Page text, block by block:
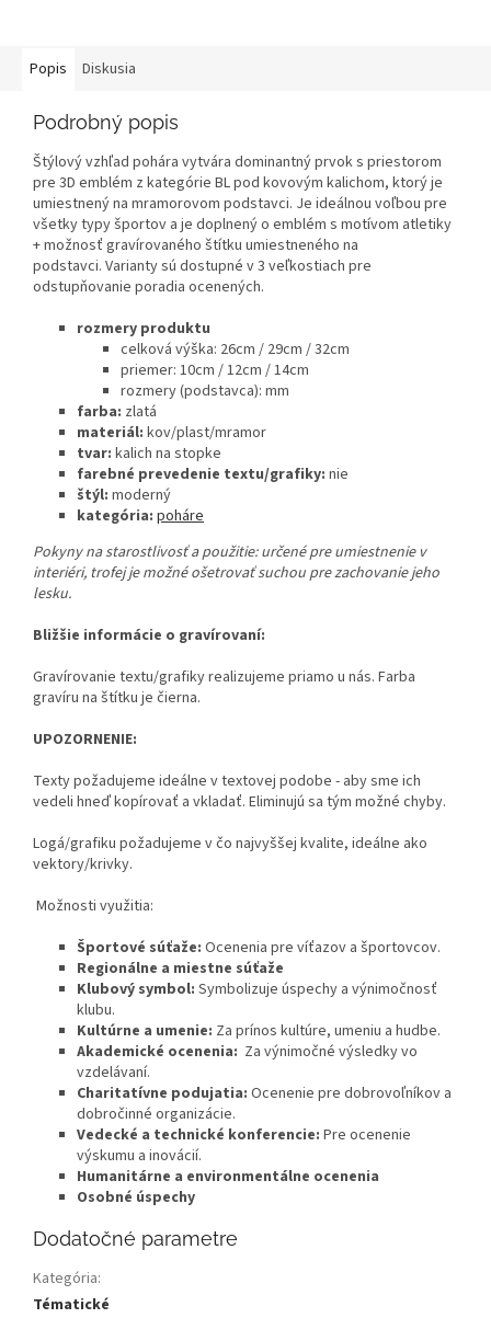
Popis Diskusia
Podrobný popis
Štýlový vzhľad pohára vytvára dominantný prvok s priestorom
pre 3D emblém z kategórie BL pod kovovým kalichom, ktorý je
umiestnený na mramorovom podstavci. Je ideálnou voľbou pre
všetky typy športov a je doplnený o emblém s motívom atletiky
+ možnosť gravírovaného štítku umiestneného na
podstavci. Varianty sú dostupné v 3 veľkostiach pre
odstupňovanie poradia ocenených.
rozmery produktu
celková výška: 26cm / 29cm / 32cm
priemer: 10cm / 12cm / 14cm
rozmery (podstavca): mm
farba: zlatá
materiál: kov/plast/mramor
tvar: kalich na stopke
farebné prevedenie textu/grafiky: nie
štýl: moderný
kategória: poháre
Pokyny na starostlivosť a použitie: určené pre umiestnenie v
interiéri, trofej je možné ošetrovať suchou pre zachovanie jeho
lesku.
Bližšie informácie o gravírovaní:
Gravírovanie textu/grafiky realizujeme priamo u nás. Farba
gravíru na štítku je čierna.
UPOZORNENIE:
Texty požadujeme ideálne v textovej podobe - aby sme ich
vedeli hneď kopírovať a vkladať. Eliminujú sa tým možné chyby.
Logá/grafiku požadujeme v čo najvyššej kvalite, ideálne ako
vektory/krivky.
Možnosti využitia:
Športové súťaže: Ocenenia pre víťazov a športovcov.
Regionálne a miestne súťaže
Klubový symbol: Symbolizuje úspechy a výnimočnosť
klubu.
Kultúrne a umenie: Za prínos kultúre, umeniu a hudbe.
Akademické ocenenia: Za výnimočné výsledky vo
vzdelávaní.
Charitatívne podujatia: Ocenenie pre dobrovoľníkov a
dobročinné organizácie.
Vedecké a technické konferencie: Pre ocenenie
výskumu a inovácií.
Humanitárne a environmentálne ocenenia
Osobné úspechy
Dodatočné parametre
Kategória:
Tématické